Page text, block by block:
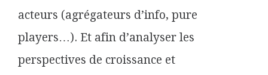
acteurs (agrégateurs d’info, pure
players…). Et afin d’analyser les
perspectives de croissance et